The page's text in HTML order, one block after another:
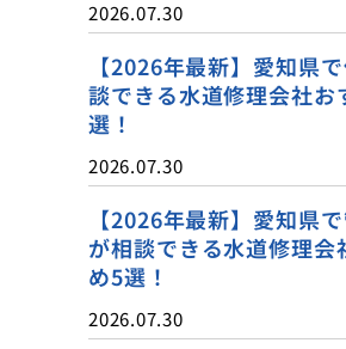
2026.07.30
【2026年最新】愛知県
談できる水道修理会社お
選！
2026.07.30
【2026年最新】愛知県
が相談できる水道修理会
め5選！
2026.07.30